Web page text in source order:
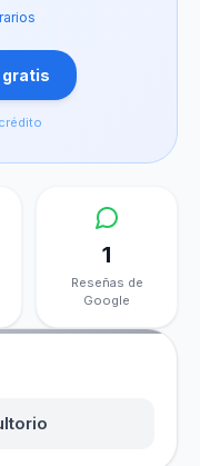
gratis
1
Reseñas de
Google